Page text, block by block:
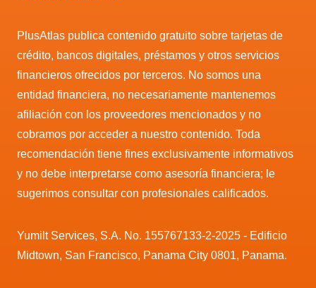
PlusAtlas publica contenido gratuito sobre tarjetas de
crédito, bancos digitales, préstamos y otros servicios
financieros ofrecidos por terceros. No somos una
entidad financiera, no necesariamente mantenemos
afiliación con los proveedores mencionados y no
cobramos por acceder a nuestro contenido. Toda
recomendación tiene fines exclusivamente informativos
y no debe interpretarse como asesoría financiera; le
sugerimos consultar con profesionales calificados.
Yumilt Services, S.A. No. 155767133-2-2025 - Edificio
Midtown, San Francisco, Panama City 0801, Panama.